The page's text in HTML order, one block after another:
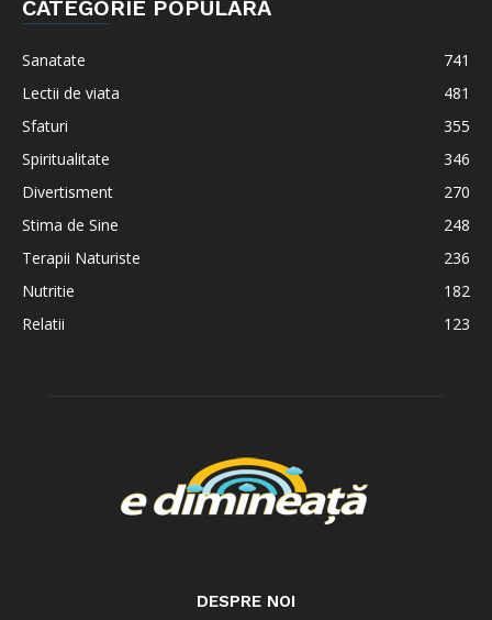
CATEGORIE POPULARĂ
Sanatate
741
Lectii de viata
481
Sfaturi
355
Spiritualitate
346
Divertisment
270
Stima de Sine
248
Terapii Naturiste
236
Nutritie
182
Relatii
123
DESPRE NOI